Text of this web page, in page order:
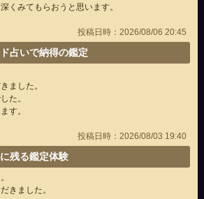
くみてもらおうと思います。
投稿日時：2026/08/06 20:45
占いで納得の鑑定
ました。
た。
す。
投稿日時：2026/08/03 19:40
残る鑑定体験
きました。